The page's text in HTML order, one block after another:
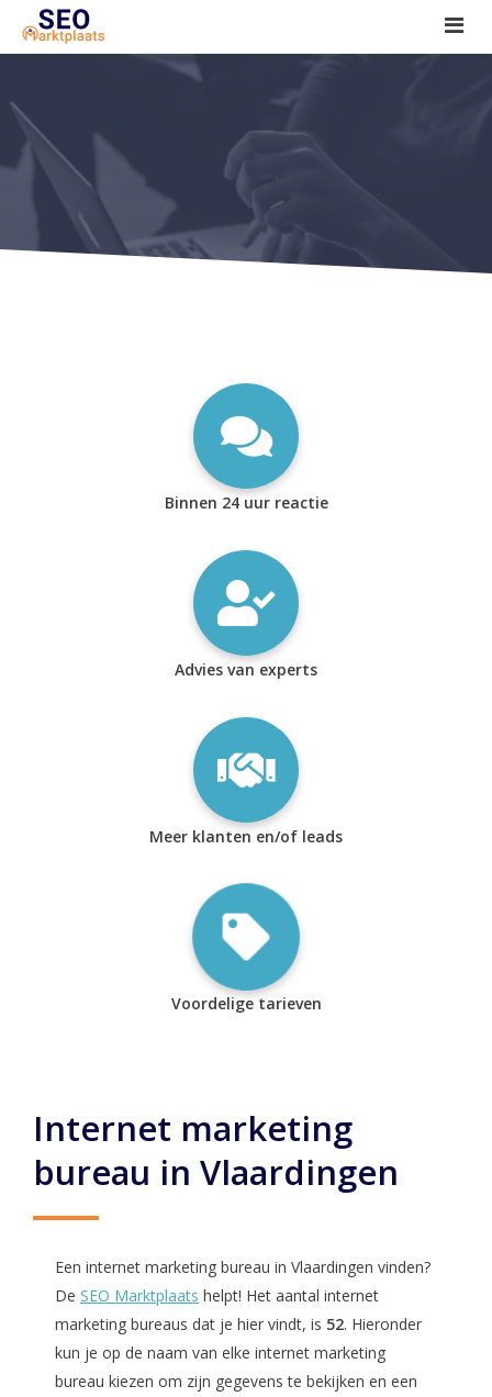
SEO tools reviews
Marketeer bij jou in de buurt?
Offerte
1. Seo voor beginners +
2. Onderzoeken +
Binnen 24 uur reactie
Advies van experts
Meer klanten en/of leads
Voordelige tarieven
Internet marketing
bureau in Vlaardingen
Een internet marketing bureau in Vlaardingen vinden?
De SEO Marktplaats helpt! Het aantal internet
marketing bureaus dat je hier vindt, is 52. Hieronder
kun je op de naam van elke internet marketing
bureau kiezen om zijn gegevens te bekijken en een